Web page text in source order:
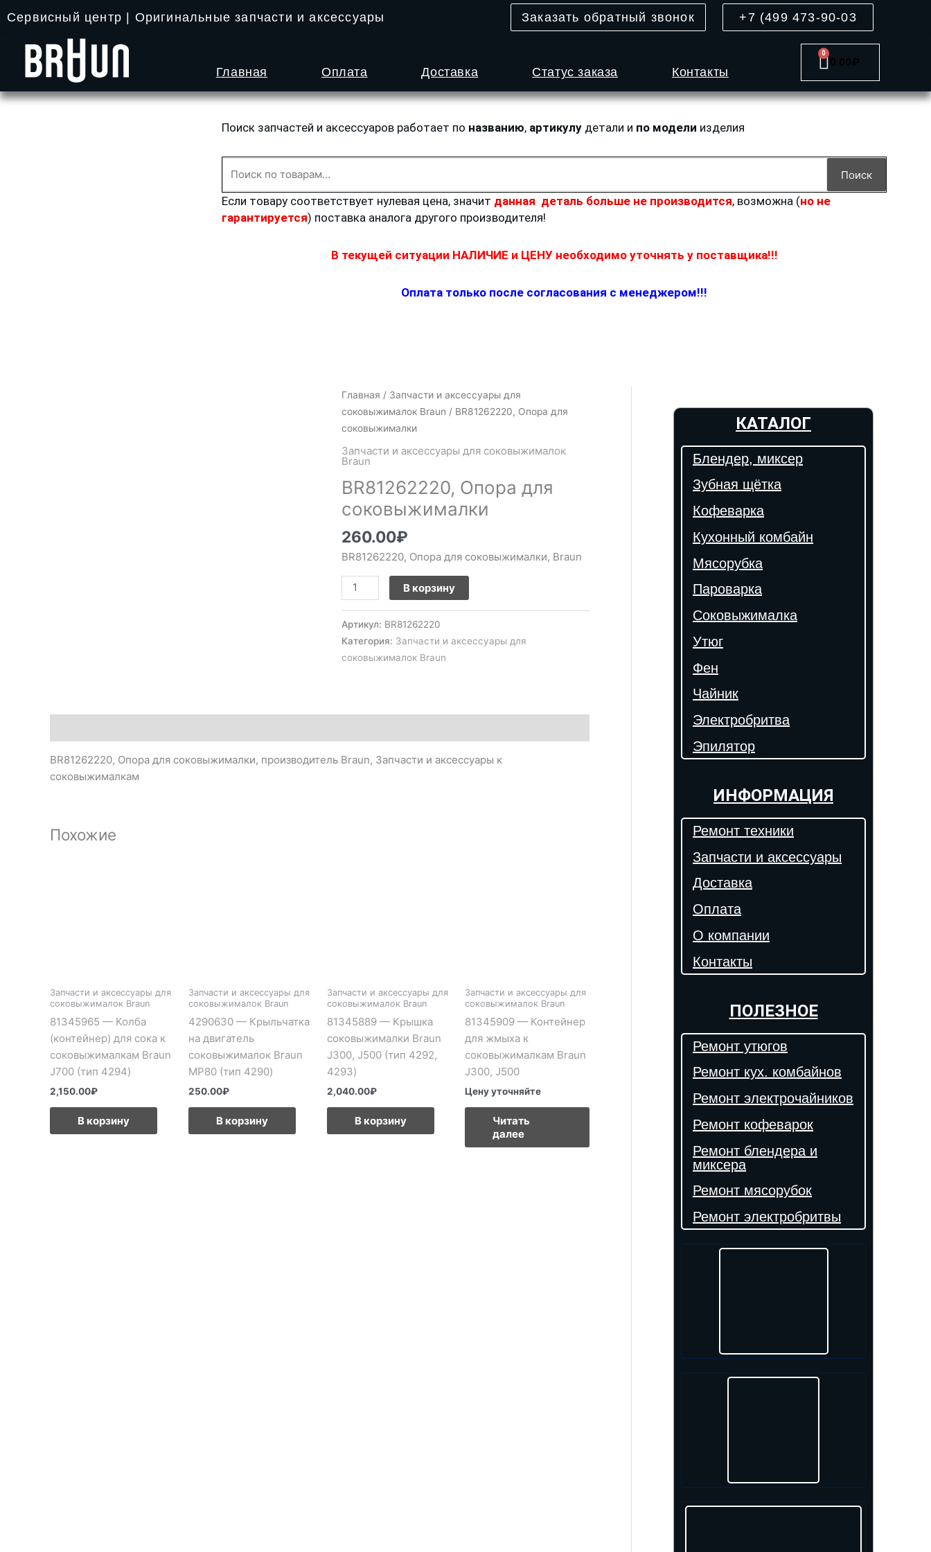
содержимому
Сервисный центр | Оригинальные запчасти и аксессуары Заказать обратный звонок +7 (499 473-90-03
Главная Оплата Доставка Статус заказа Контакты
0.00₽
0
Cart
Поиск запчастей и аксессуаров работает по названию, артикулу детали и по модели изделия
Поиск
Если товару соответствует нулевая цена, значит данная деталь больше не производится, возможна (но не
гарантируется) поставка аналога другого производителя!
В текущей ситуации НАЛИЧИЕ и ЦЕНУ необходимо уточнять у поставщика!!!
Оплата только после согласования с менеджером!!!
Главная / Запчасти и аксессуары для
соковыжималок Braun / BR81262220, Опора для
соковыжималки
Запчасти и аксессуары для соковыжималок
Braun
BR81262220, Опора для
соковыжималки
260.00₽
BR81262220, Опора для соковыжималки, Braun
Количество
товара
BR81262220,
для
В корзину
Артикул: BR81262220
Категория: Запчасти и аксессуары для
соковыжималок Braun
BR81262220, Опора для соковыжималки, производитель Braun, Запчасти и аксессуары к
соковыжималкам
Похожие
Запчасти и аксессуары для
соковыжималок Braun
81345965 — Колба
(контейнер) для сока к
соковыжималкам Braun
J700 (тип 4294)
2,150.00₽
В корзину
Запчасти и аксессуары для
соковыжималок Braun
4290630 — Крыльчатка
на двигатель
соковыжималок Braun
MP80 (тип 4290)
250.00₽
В корзину
Запчасти и аксессуары для
соковыжималок Braun
81345889 — Крышка
соковыжималки Braun
J300, J500 (тип 4292,
4293)
2,040.00₽
В корзину
Запчасти и аксессуары для
соковыжималок Braun
81345909 — Контейнер
для жмыха к
соковыжималкам Braun
J300, J500
Цену уточняйте
Читать
далее
КАТАЛОГ
Блендер, миксер
Зубная щётка
Кофеварка
Кухонный комбайн
Мясорубка
Пароварка
Соковыжималка
Утюг
Фен
Чайник
Электробритва
Эпилятор
ИНФОРМАЦИЯ
Ремонт техники
Запчасти и аксессуары
Доставка
Оплата
О компании
Контакты
ПОЛЕЗНОЕ
Ремонт утюгов
Ремонт кух. комбайнов
Ремонт электрочайников
Ремонт кофеварок
Ремонт блендера и
миксера
Ремонт мясорубок
Ремонт электробритвы